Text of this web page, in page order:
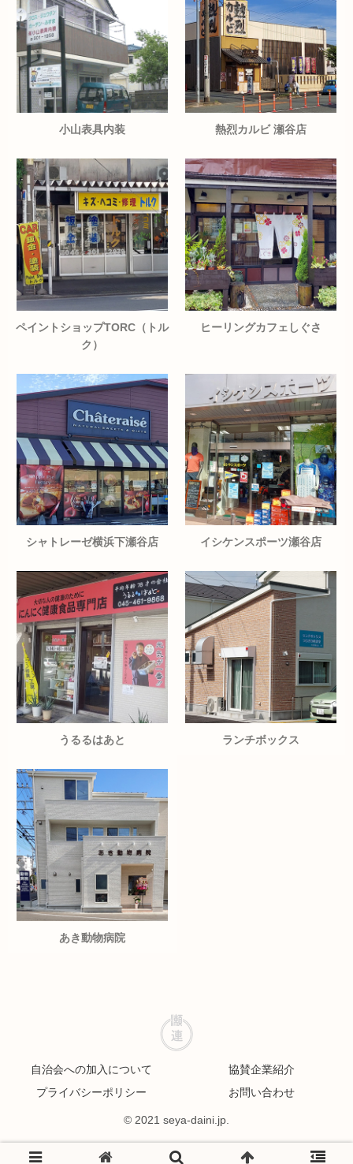
小山表具内装 熱烈カルビ 瀬谷店
ペイントショップTORC（トル
ク）
ヒーリングカフェしぐさ
シャトレーゼ横浜下瀬谷店 イシケンスポーツ瀬谷店
うるるはあと ランチボックス
あき動物病院
自治会への加入について
協賛企業紹介
プライバシーポリシー
お問い合わせ
© 2021 seya-daini.jp.